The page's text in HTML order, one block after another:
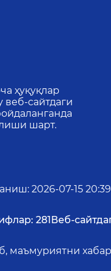
ҳуқуқлар
сайтдаги
шарт.
: 2026-07-15
281 Веб-
маъмуриятни